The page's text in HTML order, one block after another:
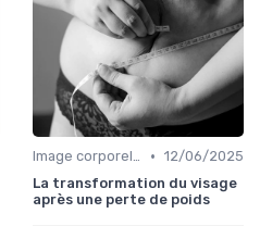
Image corporelle et estime de soi • 12/06/2025
La transformation du visage
après une perte de poids